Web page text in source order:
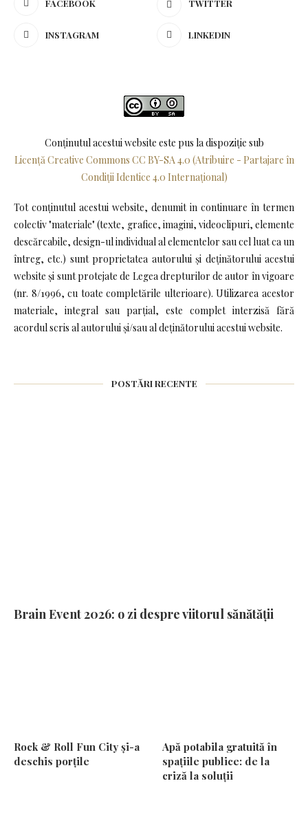
FACEBOOK TWITTER
INSTAGRAM LINKEDIN
Conținutul acestui website este pus la dispoziţie sub
Licență Creative Commons CC BY-SA 4.0 (Atribuire - Partajare în
Condiții Identice 4.0 Internațional)
Tot conținutul acestui website, denumit in continuare în termen
colectiv "materiale" (texte, grafice, imagini, videoclipuri, elemente
descărcabile, design-ul individual al elementelor sau cel luat ca un
întreg, etc.) sunt proprietatea autorului și deținătorului acestui
website și sunt protejate de Legea drepturilor de autor în vigoare
(nr. 8/1996, cu toate completările ulterioare). Utilizarea acestor
materiale, integral sau parțial, este complet interzisă fără
acordul scris al autorului și/sau al deținătorului acestui website.
POSTĂRI RECENTE
Brain Event 2026: o zi despre viitorul sănătății
Rock & Roll Fun City și-a
deschis porțile
Apă potabila gratuită în
spațiile publice: de la
criză la soluții